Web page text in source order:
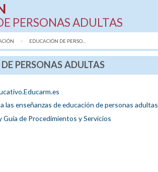
PERSONAS ADULTAS
AQUÍ:
EDUCACIÓN DE PERSO...
PERSONAS ADULTAS
las enseñanzas de educación de personas adultas
Guía de Procedimientos y Servicios